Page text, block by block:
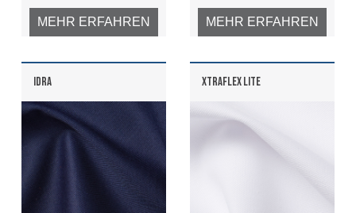
MEHR ERFAHREN MEHR ERFAHREN
IDRA XTRAFLEX LITE